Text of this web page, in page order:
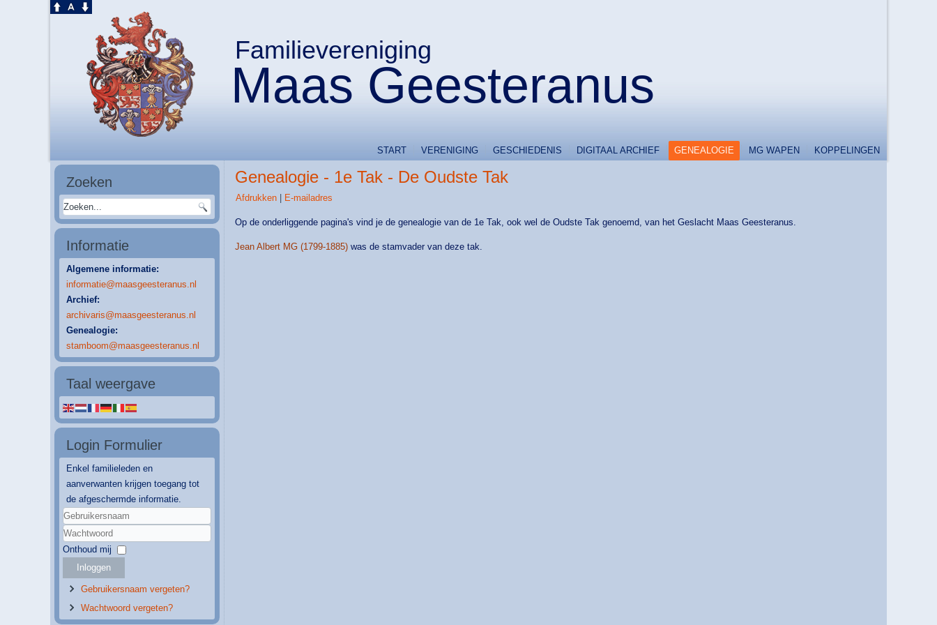
Maas Geesteranus
Familievereniging
START VERENIGING GESCHIEDENIS DIGITAAL ARCHIEF GENEALOGIE MG WAPEN KOPPELINGEN
Zoeken
Informatie
Algemene informatie:
informatie@maasgeesteranus.nl
Archief:
archivaris@maasgeesteranus.nl
Genealogie:
stamboom@maasgeesteranus.nl
Taal weergave
Login Formulier
Enkel familieleden en
aanverwanten krijgen toegang tot
de afgeschermde informatie.
Gebruikersnaam
Wachtwoord
Onthoud mij
Inloggen
Gebruikersnaam vergeten?
Wachtwoord vergeten?
Genealogie - 1e Tak - De Oudste Tak
Afdrukken E-mailadres
Op de onderliggende pagina's vind je de genealogie van de 1e Tak, ook wel de Oudste Tak genoemd, van het Geslacht Maas Geesteranus.
Jean Albert MG (1799-1885) was de stamvader van deze tak.